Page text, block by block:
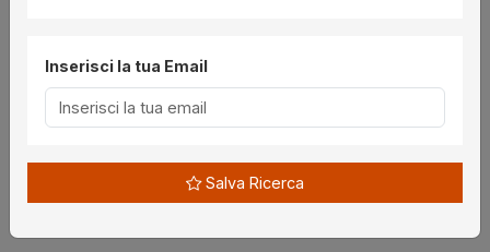
Utilità
Chi siamo
Disclaimer
Inserisci la tua Email
Salva Ricerca